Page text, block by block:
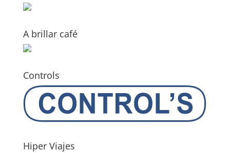
A brillar café
Controls
Hiper Viajes